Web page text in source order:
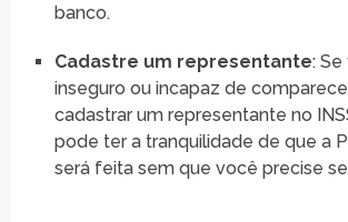
banco.
Cadastre um representante:
inseguro ou incapaz de
cadastrar um representante no
pode ter a tranquilidade de que a
será feita sem que você precise